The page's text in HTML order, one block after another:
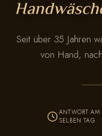
Seit über 35 Jahren
von Hand,
ANTWORT AM
SELBEN TAG